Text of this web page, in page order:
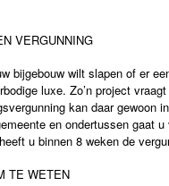
VERGUNNING
bijgebouw wilt slapen of er
luxe. Zo’n project
kan daar gewoon
en ondertussen gaat
u binnen 8 weken de
TE WETEN